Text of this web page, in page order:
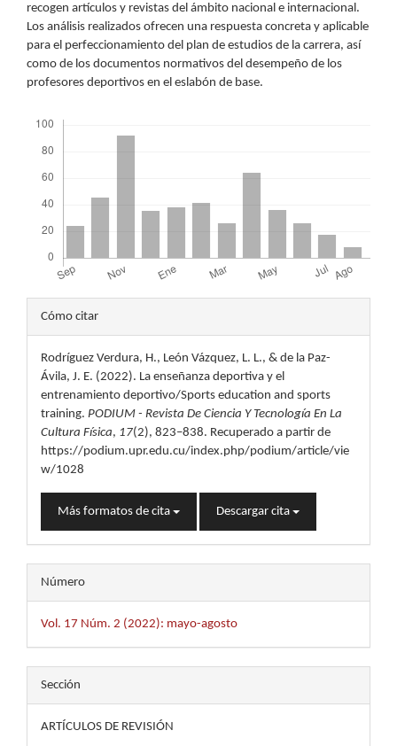
recogen artículos y revistas del ámbito nacional e internacional.
Los análisis realizados ofrecen una respuesta concreta y aplicable
para el perfeccionamiento del plan de estudios de la carrera, así
como de los documentos normativos del desempeño de los
profesores deportivos en el eslabón de base.
Detalles
del
artículo
Cómo citar
Rodríguez Verdura, H., León Vázquez, L. L., & de la Paz-
Ávila, J. E. (2022). La enseñanza deportiva y el
entrenamiento deportivo/Sports education and sports
training. PODIUM - Revista De Ciencia Y Tecnología En La
Cultura Física, 17(2), 823–838. Recuperado a partir de
https://podium.upr.edu.cu/index.php/podium/article/vie
w/1028
Más formatos de cita Descargar cita
Número
Vol. 17 Núm. 2 (2022): mayo-agosto
Sección
ARTÍCULOS DE REVISIÓN